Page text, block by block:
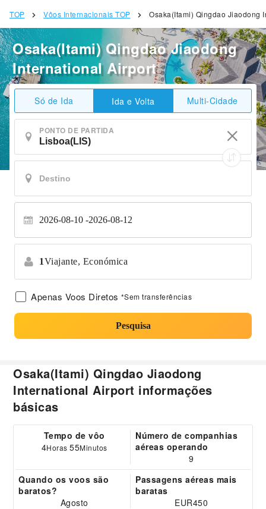
TOP Vôos Internacionais TOP Osaka(Itami) Qingdao Jiaodong
Osaka(Itami) Qingdao Jiaodong
International Airport
Só de Ida Ida e Volta Multi-Cidade
PONTO DE PARTIDA
2026-08-10 2026-08-12
1Viajante, Económica
Apenas Voos Diretos *Sem transferências
Pesquisa
Osaka(Itami) Qingdao Jiaodong
International Airport informações
básicas
Tempo de vôo
4Horas55Minutos
Número de companhias
aéreas operando
9
Quando os voos são
baratos?
Agosto
Passagens aéreas mais
baratas
EUR450